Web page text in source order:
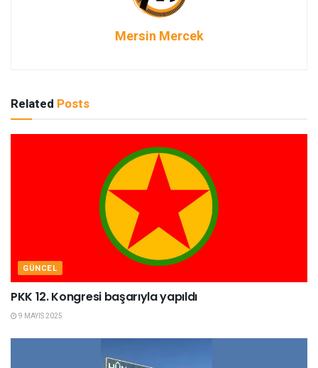
Mersin Mercek
Related Posts
GÜNCEL
PKK 12. Kongresi başarıyla yapıldı
9 MAYIS 2025